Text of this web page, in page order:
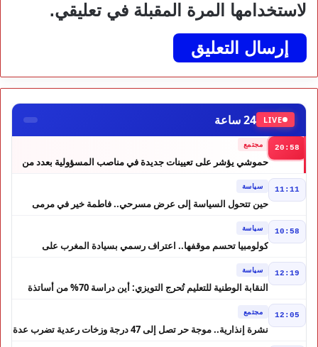
لاستخدامها المرة المقبلة في تعليقي.
LIVE 24 ساعة
20:58 مجتمع
حموشي يؤشر على تعيينات جديدة في مناصب المسؤولية بعدد من
11:11 سياسة
حين تتحول السياسة إلى عرض مسرحي.. فاطمة خير في مرمى
10:58 سياسة
كولومبيا تحسم موقفها.. اعتراف رسمي بسيادة المغرب على
12:19 سياسة
النقابة الوطنية للتعليم تُحرج التويزي: أين دراسة 70% من أساتذة
12:05 مجتمع
نشرة إنذارية.. موجة حر تصل إلى 47 درجة وزخات رعدية تضرب عدة